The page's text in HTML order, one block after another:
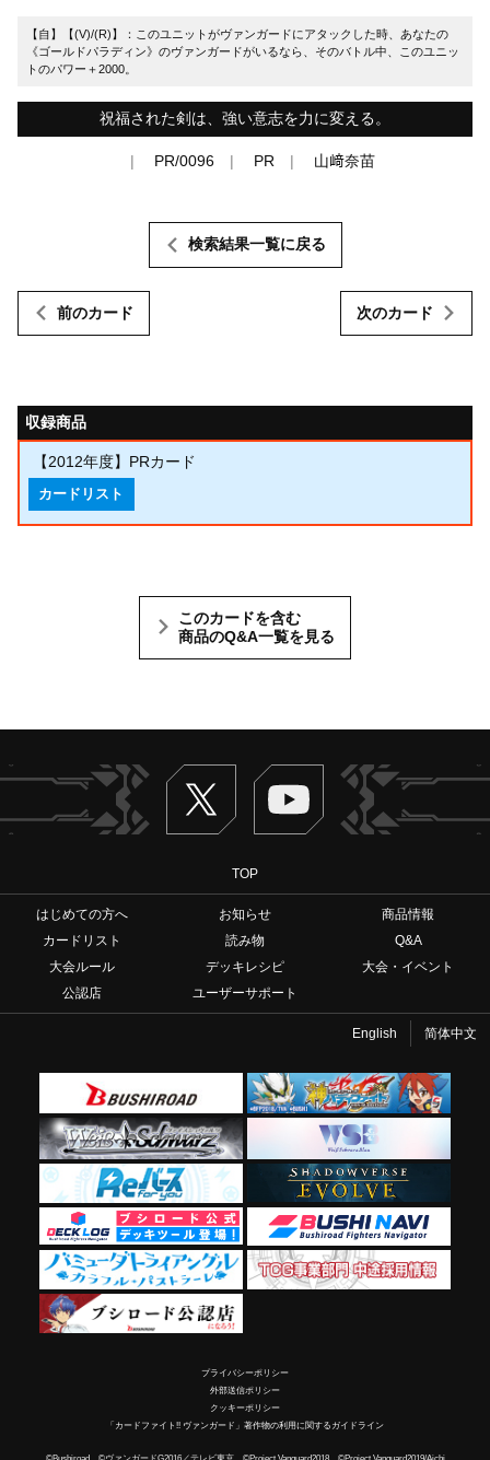
【自】【(V)/(R)】：このユニットがヴァンガードにアタックした時、あなたの
《ゴールドパラディン》のヴァンガードがいるなら、そのバトル中、このユニッ
トのパワー＋2000。
祝福された剣は、強い意志を力に変える。
PR/0096 PR 山﨑奈苗
前のカード
検索結果一覧に戻る
次のカード
収録商品
【2012年度】PRカード
カードリスト
このカードを含む
商品のQ&A一覧を見る
Twitter ヴァンガードch
TOP
はじめての方へ お知らせ
商品情報
カードリスト
読み物
Q&A
大会ルール
デッキレシピ
大会・イベント
公認店
ユーザーサポート
English 简体中文
プライバシーポリシー
外部送信ポリシー
クッキーポリシー
「カードファイト!! ヴァンガード」著作物の利用に関するガイドライン